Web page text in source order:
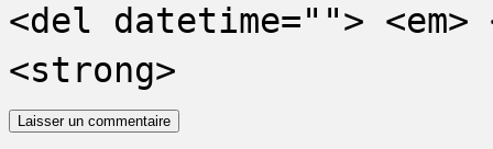
<del datetime="">
<strong>